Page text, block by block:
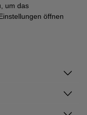
um das
öffnen